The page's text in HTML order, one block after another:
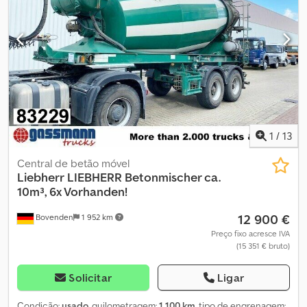
1 / 13
Bovenden 1 952 km
Central de betão móvel
Liebherr LIEBHERR Betonmischer ca.
10m³, 6x Vorhanden!
12 900 €
Preço fixo acresce IVA
(15 351 € bruto)
Solicitar Ligar